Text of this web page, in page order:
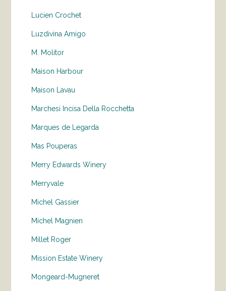
Lucien Crochet
Luzdivina Amigo
M. Molitor
Maison Harbour
Maison Lavau
Marchesi Incisa Della Rocchetta
Marques de Legarda
Mas Pouperas
Merry Edwards Winery
Merryvale
Michel Gassier
Michel Magnien
Millet Roger
Mission Estate Winery
Mongeard-Mugneret